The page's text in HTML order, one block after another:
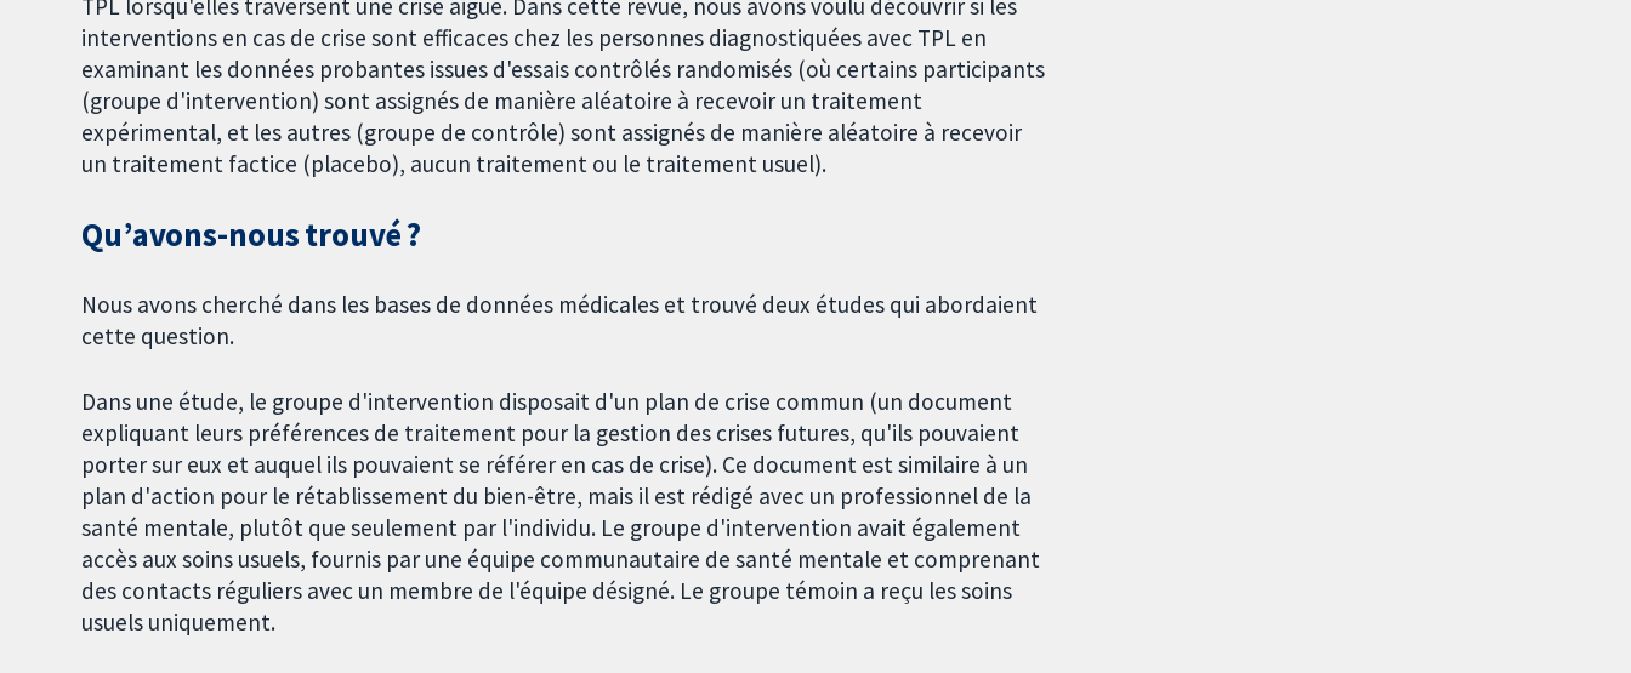
TPL lorsqu'elles traversent une crise aiguë. Dans cette revue, nous avons voulu découvrir si les
interventions en cas de crise sont efficaces chez les personnes diagnostiquées avec TPL en
examinant les données probantes issues d'essais contrôlés randomisés (où certains participants
(groupe d'intervention) sont assignés de manière aléatoire à recevoir un traitement
expérimental, et les autres (groupe de contrôle) sont assignés de manière aléatoire à recevoir
un traitement factice (placebo), aucun traitement ou le traitement usuel).
Qu’avons-nous trouvé ?
Nous avons cherché dans les bases de données médicales et trouvé deux études qui abordaient
cette question.
Dans une étude, le groupe d'intervention disposait d'un plan de crise commun (un document
expliquant leurs préférences de traitement pour la gestion des crises futures, qu'ils pouvaient
porter sur eux et auquel ils pouvaient se référer en cas de crise). Ce document est similaire à un
plan d'action pour le rétablissement du bien-être, mais il est rédigé avec un professionnel de la
santé mentale, plutôt que seulement par l'individu. Le groupe d'intervention avait également
accès aux soins usuels, fournis par une équipe communautaire de santé mentale et comprenant
des contacts réguliers avec un membre de l'équipe désigné. Le groupe témoin a reçu les soins
usuels uniquement.